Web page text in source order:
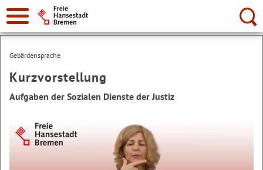
Suche:
Gebärdensprache
Kurzvorstellung
Aufgaben der Sozialen Dienste der Justiz